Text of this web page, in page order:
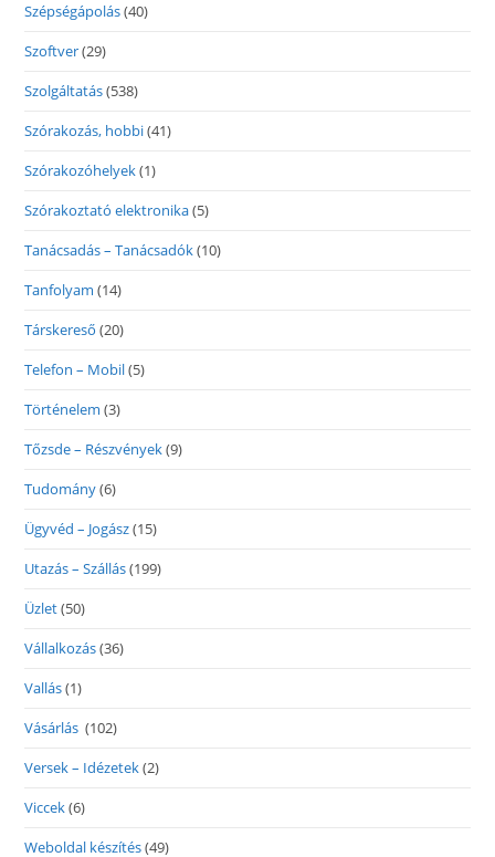
Szépségápolás(40)
Szoftver(29)
Szolgáltatás(538)
Szórakozás, hobbi(41)
Szórakozóhelyek(1)
Szórakoztató elektronika(5)
Tanácsadás – Tanácsadók(10)
Tanfolyam (14)
Társkereső (20)
Telefon – Mobil(5)
Történelem (3)
Tőzsde – Részvények(9)
Tudomány(6)
Ügyvéd – Jogász(15)
Utazás – Szállás(199)
Üzlet(50)
Vállalkozás(36)
Vallás(1)
Vásárlás (102)
Versek – Idézetek(2)
Viccek(6)
Weboldal készítés(49)